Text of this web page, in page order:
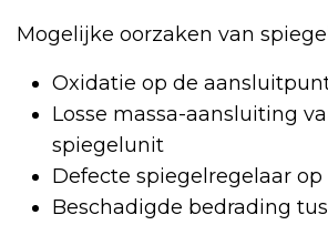
Mogelijke oorzaken van
Oxidatie op de
Losse massa-aansluiting
spiegelunit
Defecte spiegelregelaar
Beschadigde bedrading